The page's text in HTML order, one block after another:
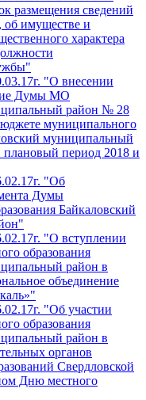
размещения сведений
об имуществе и
характера
"О внесении
Думы МО
район № 28
муниципального
муниципальный
плановый период 2018 и
"Об
Думы
Байкаловский
"О вступлении
образования
район в
объединение
"Об участии
образования
район в
органов
Свердловской
Дню местного